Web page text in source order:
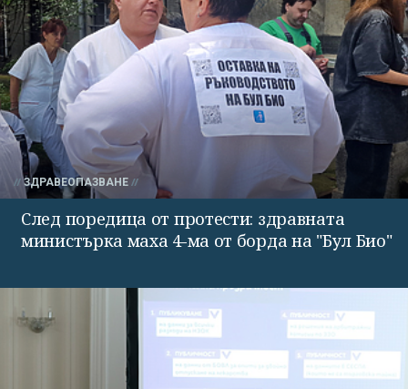
ЗДРАВЕОПАЗВАНЕ
След поредица от протести: здравната
министърка маха 4-ма от борда на "Бул Био"